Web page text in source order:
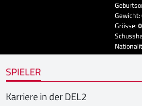
Gewicht:
Grösse:
SPIELER
Karriere in der DEL2